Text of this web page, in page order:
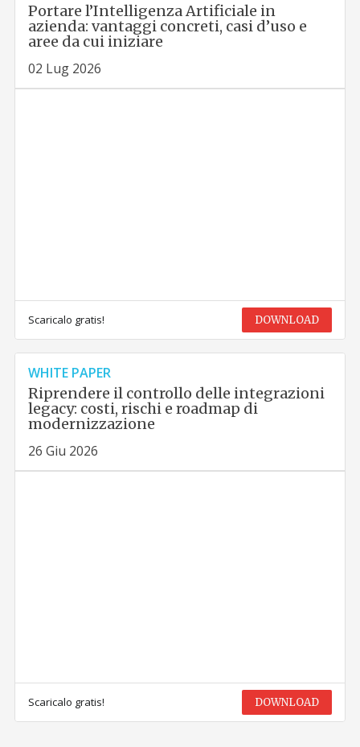
Portare l’Intelligenza Artificiale in
azienda: vantaggi concreti, casi d’uso e
aree da cui iniziare
02 Lug 2026
Scaricalo gratis! DOWNLOAD
WHITE PAPER
Riprendere il controllo delle integrazioni
legacy: costi, rischi e roadmap di
modernizzazione
26 Giu 2026
Scaricalo gratis! DOWNLOAD